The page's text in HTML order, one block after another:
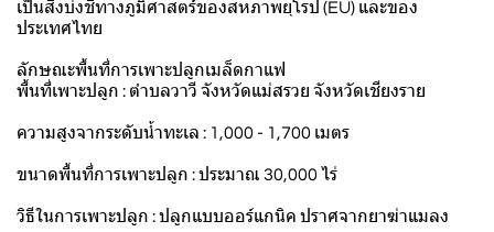
เป็นสิ่งบ่งชี้ทางภูมิศาสตร์ของสหภาพยุโรป (EU) และของ
ประเทศไทย
ลักษณะพื้นที่การเพาะปลูกเมล็ดกาแฟ
พื้นที่เพาะปลูก : ตำบลวาวี จังหวัดแม่สรวย จังหวัดเชียงราย
ความสูงจากระดับน้ำทะเล : 1,000 - 1,700 เมตร
ขนาดพื้นที่การเพาะปลูก : ประมาณ 30,000 ไร่
วิธีในการเพาะปลูก : ปลูกแบบออร์แกนิค ปราศจากยาฆ่าแมลง